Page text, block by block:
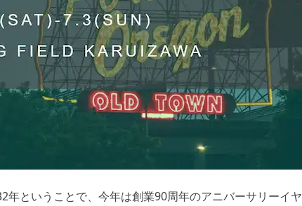
年ということで、今年は創業90周年のアニバーサリーイヤ